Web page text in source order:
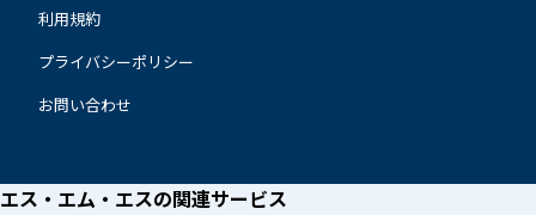
利用規約
プライバシーポリシー
お問い合わせ
エス・エム・エスの関連サービス